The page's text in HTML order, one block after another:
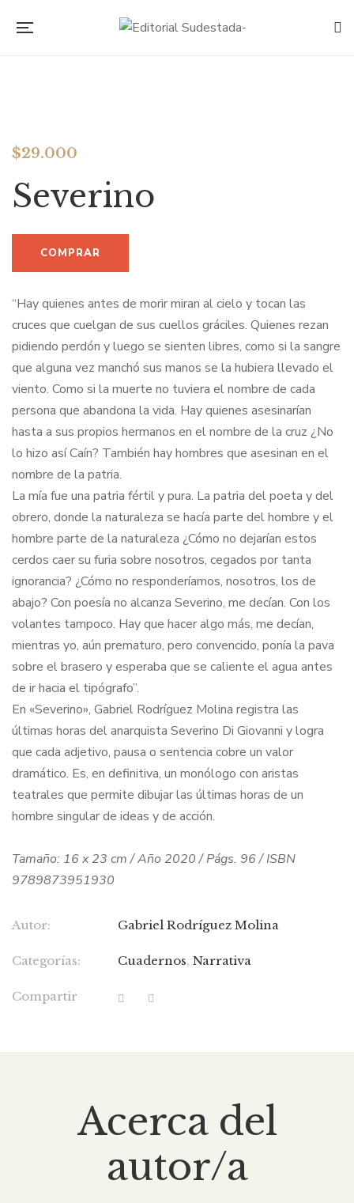
$29.000
Severino
“Hay quienes antes de morir miran al cielo y tocan las
cruces que cuelgan de sus cuellos gráciles. Quienes rezan
pidiendo perdón y luego se sienten libres, como si la sangre
que alguna vez manchó sus manos se la hubiera llevado el
viento. Como si la muerte no tuviera el nombre de cada
persona que abandona la vida. Hay quienes asesinarían
hasta a sus propios hermanos en el nombre de la cruz ¿No
lo hizo así Caín? También hay hombres que asesinan en el
nombre de la patria.
La mía fue una patria fértil y pura. La patria del poeta y del
obrero, donde la naturaleza se hacía parte del hombre y el
hombre parte de la naturaleza ¿Cómo no dejarían estos
cerdos caer su furia sobre nosotros, cegados por tanta
ignorancia? ¿Cómo no responderíamos, nosotros, los de
abajo? Con poesía no alcanza Severino, me decían. Con los
volantes tampoco. Hay que hacer algo más, me decían,
mientras yo, aún prematuro, pero convencido, ponía la pava
sobre el brasero y esperaba que se caliente el agua antes
de ir hacia el tipógrafo”.
En «Severino», Gabriel Rodríguez Molina registra las
últimas horas del anarquista Severino Di Giovanni y logra
que cada adjetivo, pausa o sentencia cobre un valor
dramático. Es, en definitiva, un monólogo con aristas
teatrales que permite dibujar las últimas horas de un
hombre singular de ideas y de acción.
Tamaño: 16 x 23 cm / Año 2020 / Págs. 96 / ISBN
9789873951930
Autor: Gabriel Rodríguez Molina
Categorías: Cuadernos, Narrativa
Compartir
Acerca del
autor/a